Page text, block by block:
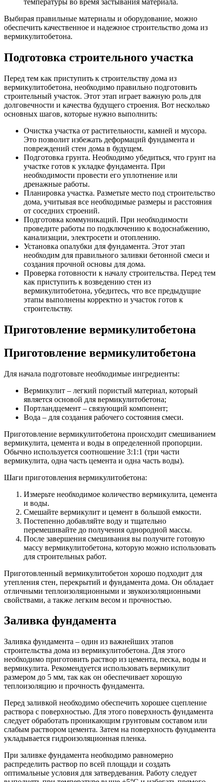
температуры во время застывания материала.
Выбирая правильные материалы и оборудование, можно
обеспечить качественное и надежное строительство дома из
вермикулитобетона.
Подготовка строительного участка
Перед тем как приступить к строительству дома из
вермикулитобетона, необходимо правильно подготовить
строительный участок. Этот этап играет важную роль для
долговечности и качества будущего строения. Вот несколько
основных шагов, которые нужно выполнить:
Очистка участка от растительности, камней и мусора.
Это позволит избежать деформаций фундамента и
повреждений стен дома в будущем.
Подготовка грунта. Необходимо убедиться, что грунт на
участке готов к укладке фундамента. При
необходимости провести его уплотнение или
дренажные работы.
Планировка участка. Разметьте место под строительство
дома, учитывая все необходимые размеры и расстояния
от соседних строений.
Подготовка коммуникаций. При необходимости
проведите работы по подключению к водоснабжению,
канализации, электросети и отоплению.
Установка опалубки для фундамента. Этот этап
необходим для правильного заливки бетонной смеси и
создания прочной основы для дома.
Проверка готовности к началу строительства. Перед тем
как приступить к возведению стен из
вермикулитобетона, убедитесь, что все предыдущие
этапы выполнены корректно и участок готов к
строительству.
Приготовление вермикулитобетона
Приготовление вермикулитобетона
Для начала подготовьте необходимые ингредиенты:
Вермикулит – легкий пористый материал, который
является основой для вермикулитобетона;
Портландцемент – связующий компонент;
Вода – для создания рабочего состояния смеси.
Приготовление вермикулитобетона происходит смешиванием
вермикулита, цемента и воды в определенной пропорции.
Обычно используется соотношение 3:1:1 (три части
вермикулита, одна часть цемента и одна часть воды).
Шаги приготовления вермикулитобетона:
Измерьте необходимое количество вермикулита, цемента
и воды.
Смешайте вермикулит и цемент в большой емкости.
Постепенно добавляйте воду и тщательно
перемешивайте до получения однородной массы.
После завершения смешивания вы получите готовую
массу вермикулитобетона, которую можно использовать
для строительных работ.
Приготовленный вермикулитобетон хорошо подходит для
утепления стен, перекрытий и фундамента дома. Он обладает
отличными теплоизоляционными и звукоизоляционными
свойствами, а также легким весом и прочностью.
Заливка фундамента
Заливка фундамента – один из важнейших этапов
строительства дома из вермикулитобетона. Для этого
необходимо приготовить раствор из цемента, песка, воды и
вермикулита. Рекомендуется использовать вермикулит
размером до 5 мм, так как он обеспечивает хорошую
теплоизоляцию и прочность фундамента.
Перед заливкой необходимо обеспечить хорошее сцепление
раствора с поверхностью. Для этого поверхность фундамента
следует обработать проникающим грунтовым составом или
слабым раствором цемента. Затем на поверхность фундамента
укладывается гидроизоляционная пленка.
При заливке фундамента необходимо равномерно
распределить раствор по всей площади и создать
оптимальные условия для затвердевания. Работу следует